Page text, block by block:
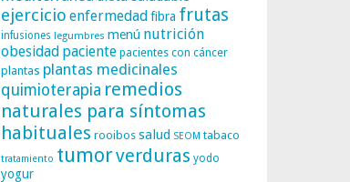
ejercicio enfermedadfibra frutas
infusiones legumbres menú nutrición
obesidad paciente pacientes con cáncer
plantas plantas medicinales
quimioterapia remedios
naturales para síntomas
habituales rooibos salud SEOM tabaco
tratamiento tumorverduras yodo
yogur